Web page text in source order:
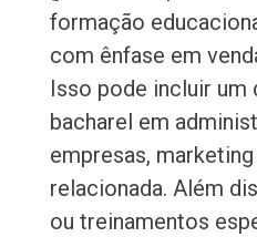
formação
com ênfase em
Isso pode incluir um
bacharel em
empresas,
relacionada. Além
ou treinamentos